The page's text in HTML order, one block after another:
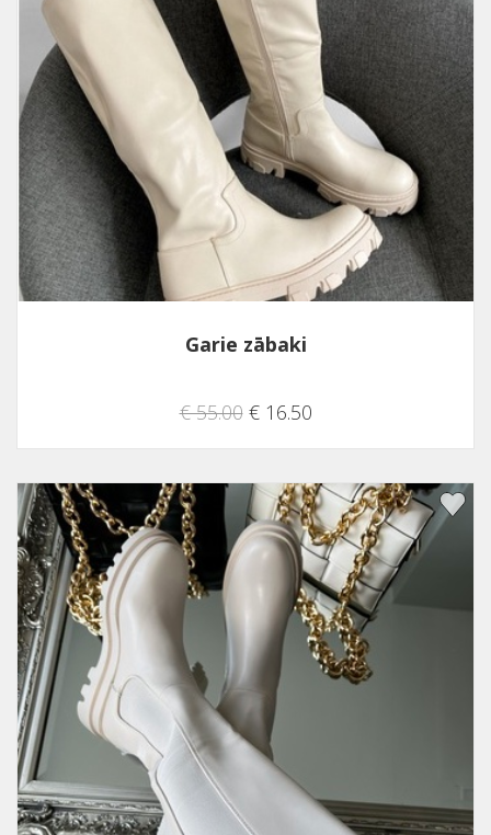
Garie zābaki
€ 55.00€ 16.50